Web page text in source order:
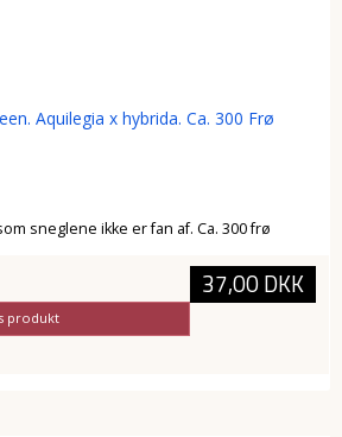
Aquilegia x hybrida. Ca. 300 Frø
sneglene ikke er fan af. Ca. 300 frø
37,00 DKK
produkt